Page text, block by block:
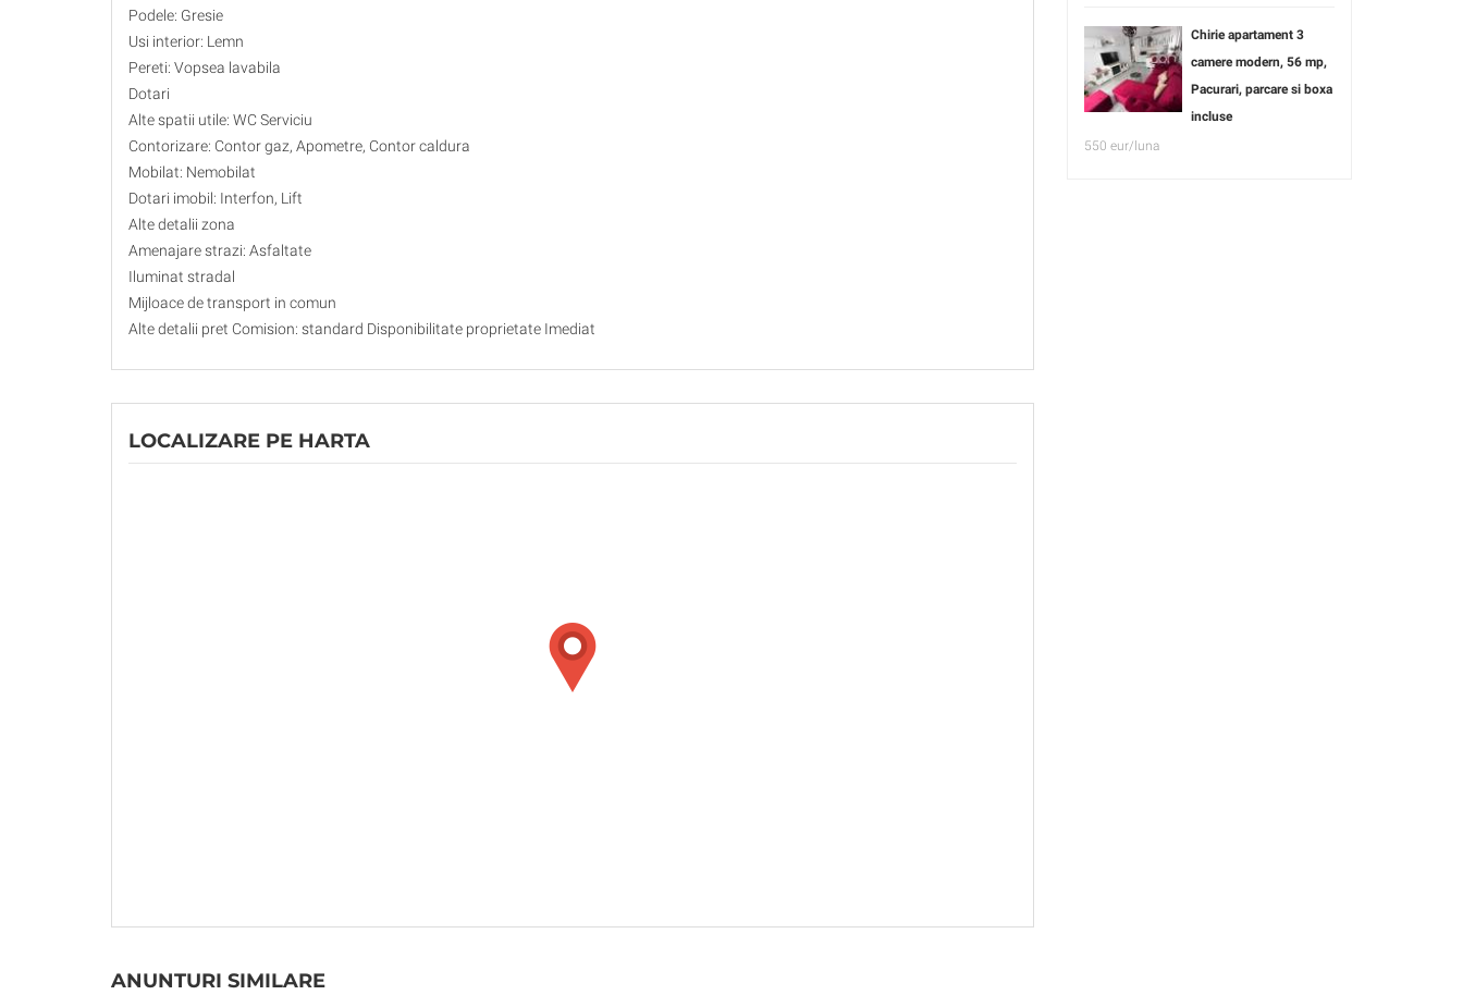
Podele: Gresie
Usi interior: Lemn
Pereti: Vopsea lavabila
Dotari
Alte spatii utile: WC Serviciu
Contorizare: Contor gaz, Apometre, Contor caldura
Mobilat: Nemobilat
Dotari imobil: Interfon, Lift
Alte detalii zona
Amenajare strazi: Asfaltate
Iluminat stradal
Mijloace de transport in comun
Alte detalii pret Comision: standard Disponibilitate proprietate Imediat
LOCALIZARE PE HARTA
Chirie apartament 3
camere modern, 56 mp,
Pacurari, parcare si boxa
incluse
550 eur/luna
ANUNTURI SIMILARE